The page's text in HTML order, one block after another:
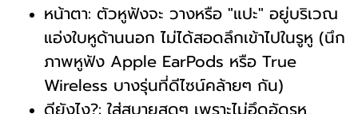
หน้าตา: ตัวหูฟังจะ วางหรือ "แปะ" อยู่บริเวณ
แอ่งใบหูด้านนอก ไม่ได้สอดลึกเข้าไปในรูหู (นึก
ภาพหูฟัง Apple EarPods หรือ True
Wireless บางรุ่นที่ดีไซน์คล้ายๆ กัน)
ดียังไง?: ใส่สบายสุดๆ เพราะไม่อึดอัดรูหู,